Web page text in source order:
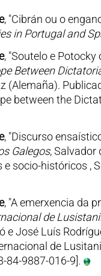
, "Cibrán ou o
in Portugal and
, "Soutelo e
Between
between the
, "Discurso
Galegos, Salvador
socio-históricos ,
, "A emerxencia da
de
e José Luís
de
84-9887-016-9].